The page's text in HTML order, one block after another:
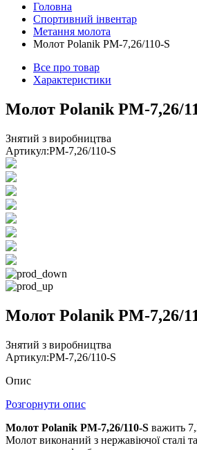
Головна
Спортивний інвентар
Метання молота
Молот Polanik PM-7,26/110-S
Все про товар
Характеристики
Молот Polanik PM-7,26/
Знятий з виробництва
Артикул:PM-7,26/110-S
Молот Polanik PM-7,26/
Знятий з виробництва
Артикул:PM-7,26/110-S
Опис
Розгорнути опис
Молот Polanik PM-7,26/110-S важить
Молот виконаний з нержавіючої сталі